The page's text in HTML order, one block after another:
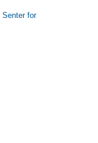
Senter for